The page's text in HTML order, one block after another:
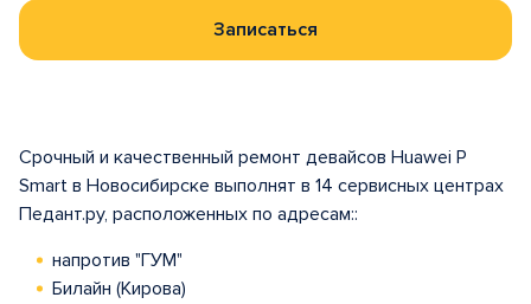
Записаться
Срочный и качественный ремонт девайсов Huawei P
Smart в Новосибирске выполнят в 14 сервисных центрах
Педант.ру, расположенных по адресам::
напротив "ГУМ"
Билайн (Кирова)